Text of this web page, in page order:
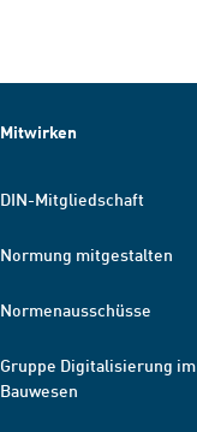
Mitwirken
DIN-Mitgliedschaft
Normung mitgestalten
Normenausschüsse
Gruppe Digitalisierung im
Bauwesen